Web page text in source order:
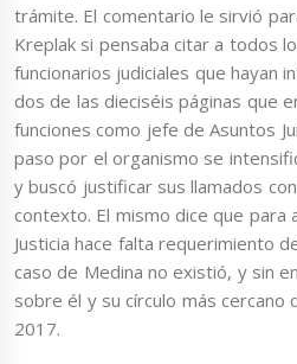
trámite. El comentario le sirvió
Kreplak si pensaba citar a todos
funcionarios judiciales que hayan
dos de las dieciséis páginas que
funciones como jefe de Asuntos
paso por el organismo se
y buscó justificar sus llamados
contexto. El mismo dice que para
Justicia hace falta requerimiento
caso de Medina no existió, y sin
sobre él y su círculo más cercano
2017.